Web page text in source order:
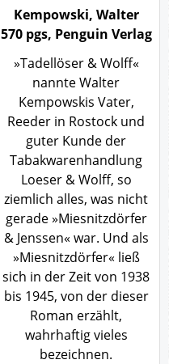
Kempowski, Walter
570 pgs, Penguin Verlag
»Tadellöser & Wolff«
nannte Walter
Kempowskis Vater,
Reeder in Rostock und
guter Kunde der
Tabakwarenhandlung
Loeser & Wolff, so
ziemlich alles, was nicht
gerade »Miesnitzdörfer
& Jenssen« war. Und als
»Miesnitzdörfer« ließ
sich in der Zeit von 1938
bis 1945, von der dieser
Roman erzählt,
wahrhaftig vieles
bezeichnen.